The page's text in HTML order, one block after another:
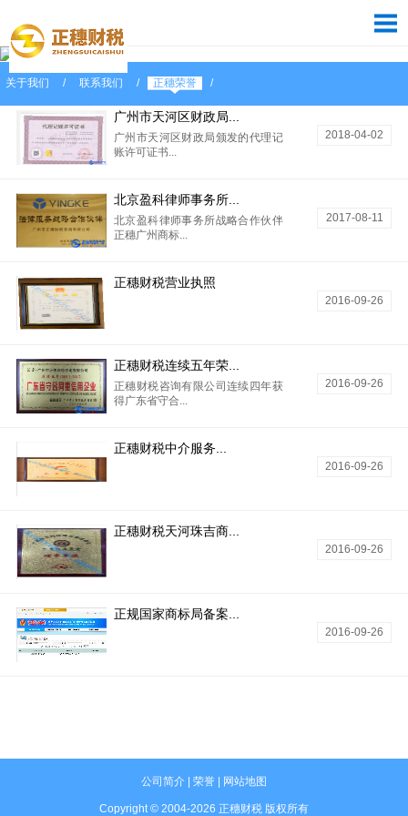
关于我们 / 联系我们 / 正穗荣誉 /
广州市天河区财政局...
广州市天河区财政局颁发的代理记
账许可证书...
2018-04-02
北京盈科律师事务所...
北京盈科律师事务所战略合作伙伴
正穗广州商标...
2017-08-11
正穗财税营业执照
2016-09-26
正穗财税连续五年荣...
正穗财税咨询有限公司连续四年获
得广东省守合...
2016-09-26
正穗财税中介服务...
2016-09-26
正穗财税天河珠吉商...
2016-09-26
正规国家商标局备案...
2016-09-26
公司简介 荣誉 网站地图
Copyright © 2004-2026 正穗财税 版权所有